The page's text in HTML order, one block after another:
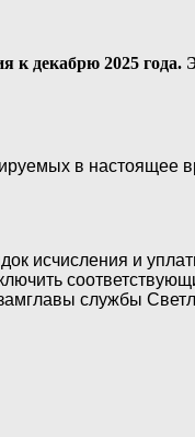
декабрю 2025 года.
в настоящее
исчисления и
службы